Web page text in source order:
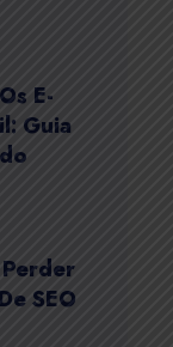
E-
Guia
SEO